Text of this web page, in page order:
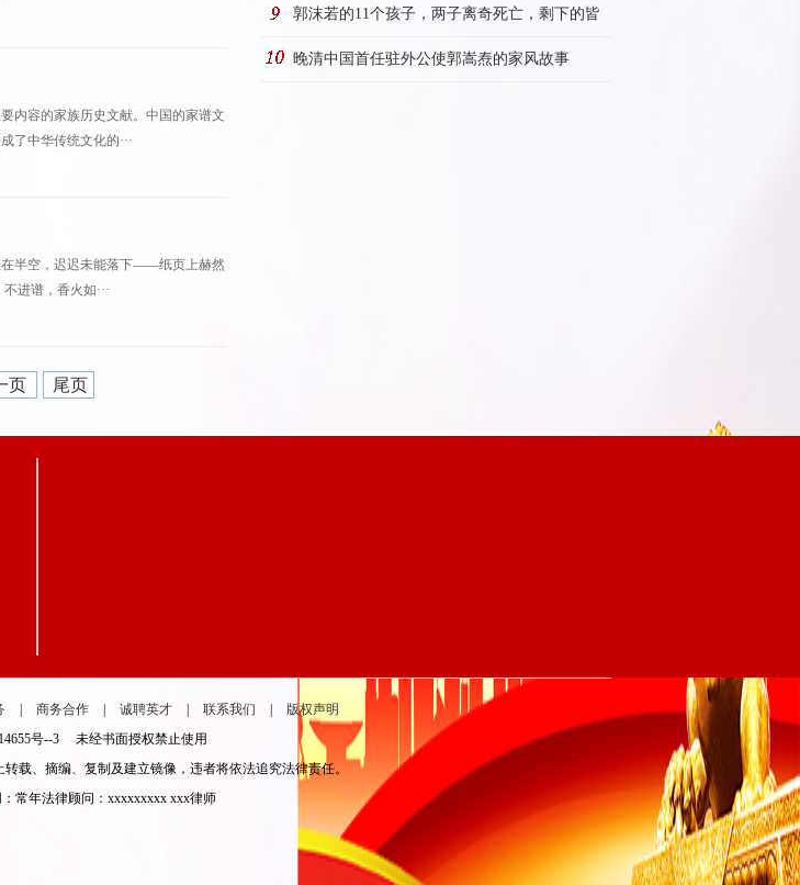
内容的家族历史文献。中国的家谱文
了中华传统文化的···
在半空，迟迟未能落下——纸页上赫然
进谱，香火如···
页 尾页
称帝呢？
郭沫若的11个孩子，两子离奇死亡，剩下的皆
继承了他的品质
晚清中国首任驻外公使郭嵩焘的家风故事
商务合作 诚聘英才 联系我们
版权声明
号--3 未经书面授权禁止使用
载、摘编、复制及建立镜像，违者将依法追究法律责任。
常年法律顾问：xxxxxxxxx xxx律师